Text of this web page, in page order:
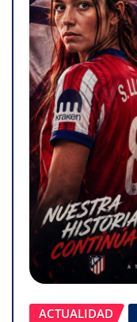
ACTUALIDAD